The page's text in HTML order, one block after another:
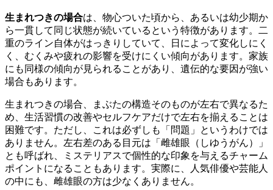
生まれつきの場合は、物心ついた頃から、あるいは幼少期か
ら一貫して同じ状態が続いているという特徴があります。二
重のライン自体がはっきりしていて、日によって変化しにく
く、むくみや疲れの影響を受けにくい傾向があります。家族
にも同様の傾向が見られることがあり、遺伝的な要因が強い
場合もあります。
生まれつきの場合、まぶたの構造そのものが左右で異なるた
め、生活習慣の改善やセルフケアだけで左右を揃えることは
困難です。ただし、これは必ずしも「問題」というわけでは
ありません。左右差のある目元は「雌雄眼（しゆうがん）」
とも呼ばれ、ミステリアスで個性的な印象を与えるチャーム
ポイントになることもあります。実際に、人気俳優や芸能人
の中にも、雌雄眼の方は少なくありません。